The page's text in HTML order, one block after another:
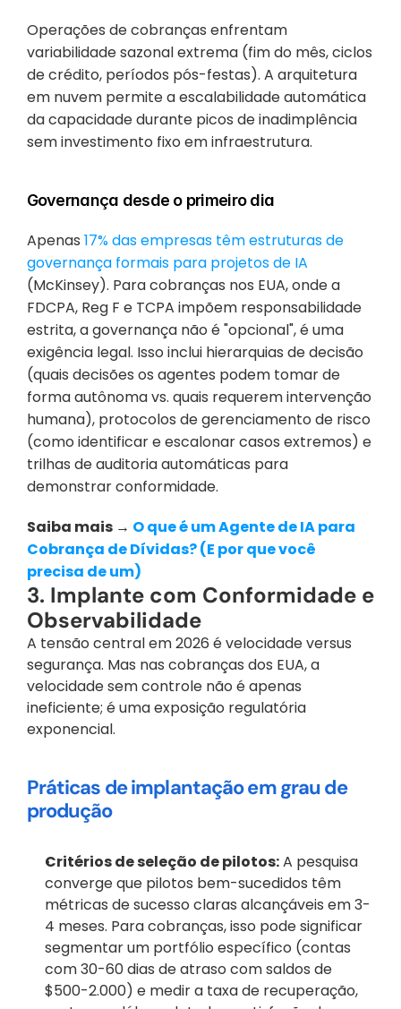
Operações de cobranças enfrentam
variabilidade sazonal extrema (fim do mês, ciclos
de crédito, períodos pós-festas). A arquitetura
em nuvem permite a escalabilidade automática
da capacidade durante picos de inadimplência
sem investimento fixo em infraestrutura.
Governança desde o primeiro dia
Apenas 17% das empresas têm estruturas de
governança formais para projetos de IA
(McKinsey). Para cobranças nos EUA, onde a
FDCPA, Reg F e TCPA impõem responsabilidade
estrita, a governança não é "opcional", é uma
exigência legal. Isso inclui hierarquias de decisão
(quais decisões os agentes podem tomar de
forma autônoma vs. quais requerem intervenção
humana), protocolos de gerenciamento de risco
(como identificar e escalonar casos extremos) e
trilhas de auditoria automáticas para
demonstrar conformidade.
Saiba mais → O que é um Agente de IA para
Cobrança de Dívidas? (E por que você
precisa de um)
3. Implante com Conformidade e
Observabilidade
A tensão central em 2026 é velocidade versus
segurança. Mas nas cobranças dos EUA, a
velocidade sem controle não é apenas
ineficiente; é uma exposição regulatória
exponencial.
Práticas de implantação em grau de
produção
Critérios de seleção de pilotos: A pesquisa
converge que pilotos bem-sucedidos têm
métricas de sucesso claras alcançáveis em 3-
4 meses. Para cobranças, isso pode significar
segmentar um portfólio específico (contas
com 30-60 dias de atraso com saldos de
$500-2.000) e medir a taxa de recuperação,